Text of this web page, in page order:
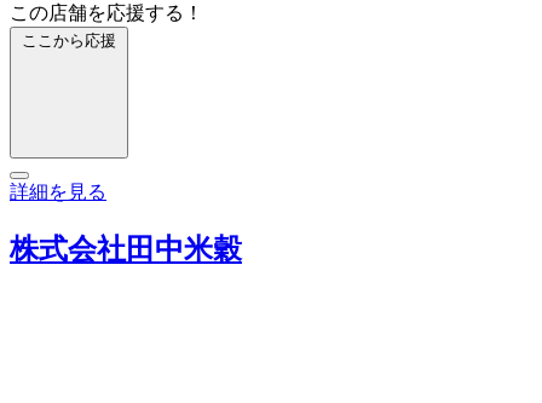
この店舗を応援する！
ここから応援
詳細を見る
株式会社田中米穀